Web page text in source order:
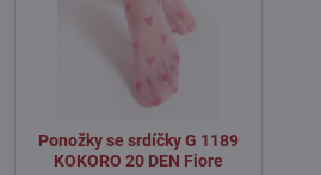
Ponožky se srdíčky G 1189
KOKORO 20 DEN Fiore